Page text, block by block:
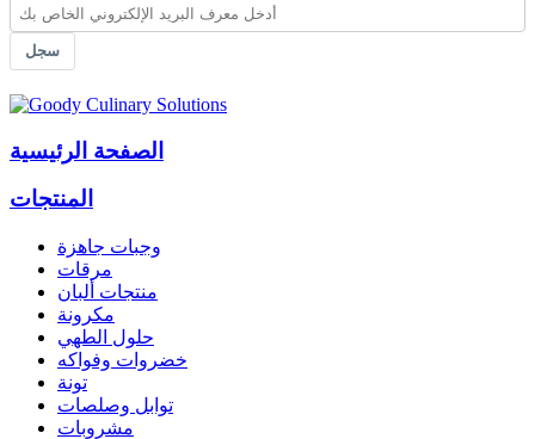
سجل
الصفحة الرئيسية
المنتجات
وجبات جاهزة
مرقات
منتجات ألبان
مكرونة
حلول الطهي
خضروات وفواكه
تونة
توابل وصلصات
مشروبات